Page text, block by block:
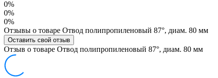
0%
0%
0%
Отзывы о товаре Отвод полипропиленовый 87°, диам. 80 мм
Оставить свой отзыв
Отзыв о товаре Отвод полипропиленовый 87°, диам. 80 мм